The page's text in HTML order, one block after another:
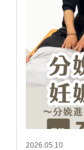
2026.05.10